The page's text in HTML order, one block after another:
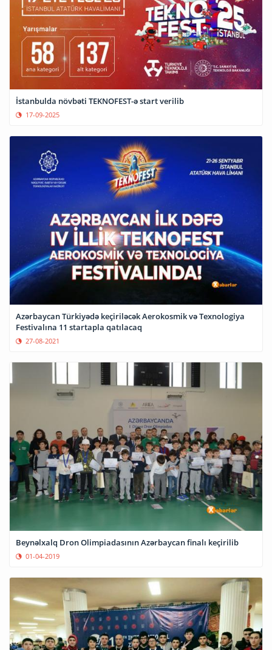
İstanbulda növbəti TEKNOFEST-ə start verilib
17-09-2025
Azərbaycan Türkiyədə keçiriləcək Aerokosmik və Texnologiya
Festivalına 11 startapla qatılacaq
27-08-2021
Beynəlxalq Dron Olimpiadasının Azərbaycan finalı keçirilib
01-04-2019